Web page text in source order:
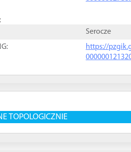
Serocze
https://
TOPOLOGICZNIE